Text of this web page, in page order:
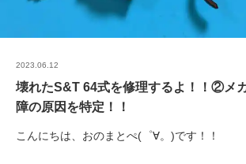
2023.06.12
壊れたS&T 64式を修理するよ！！②メ
障の原因を特定！！
こんにちは、おのまとぺ(゜∀。)です！！